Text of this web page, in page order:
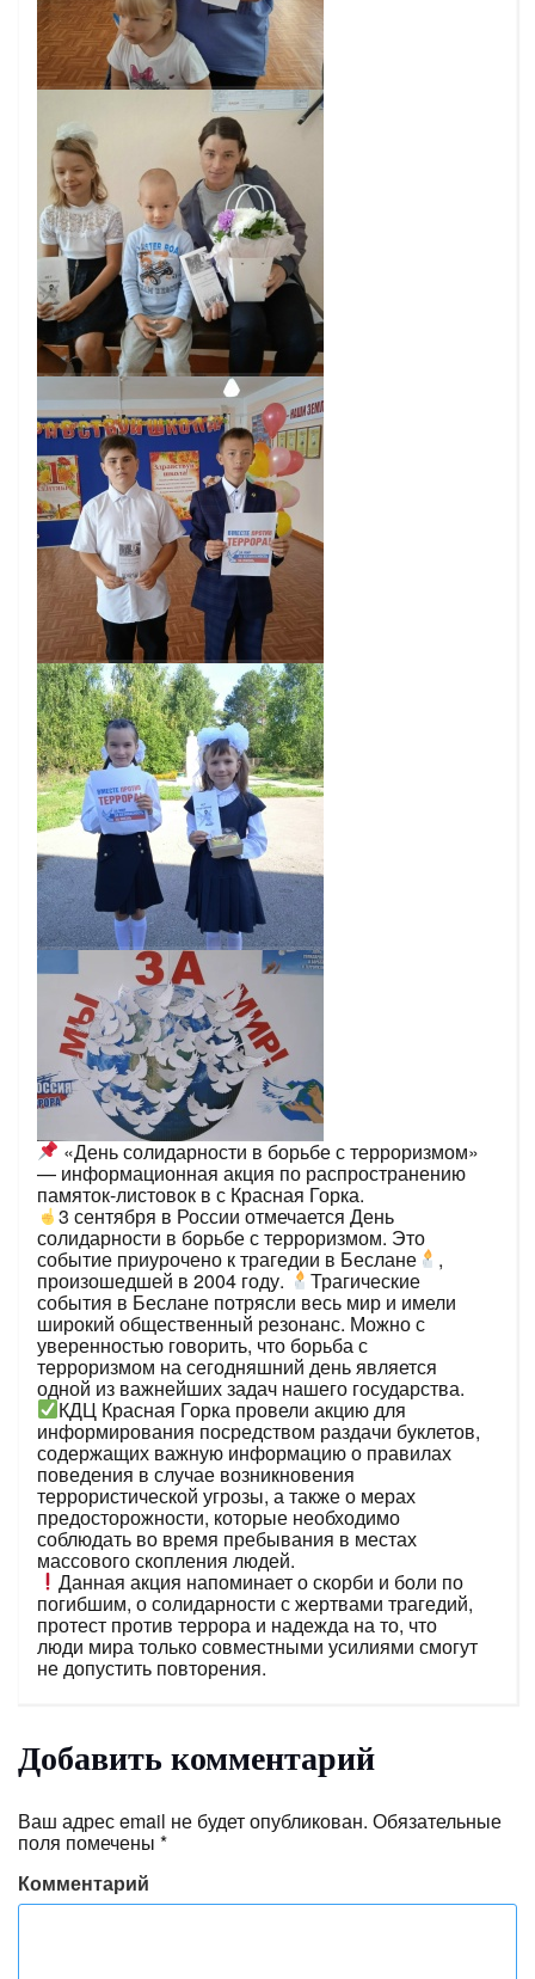
«День солидарности в борьбе с терроризмом»
— информационная акция по распространению
памяток-листовок в с Красная Горка.
3 сентября в России отмечается День
солидарности в борьбе с терроризмом. Это
событие приурочено к трагедии в Беслане ,
произошедшей в 2004 году. Трагические
события в Беслане потрясли весь мир и имели
широкий общественный резонанс. Можно с
уверенностью говорить, что борьба с
терроризмом на сегодняшний день является
одной из важнейших задач нашего государства.
КДЦ Красная Горка провели акцию для
информирования посредством раздачи буклетов,
содержащих важную информацию о правилах
поведения в случае возникновения
террористической угрозы, а также о мерах
предосторожности, которые необходимо
соблюдать во время пребывания в местах
массового скопления людей.
Данная акция напоминает о скорби и боли по
погибшим, о солидарности с жертвами трагедий,
протест против террора и надежда на то, что
люди мира только совместными усилиями смогут
не допустить повторения.
Добавить комментарий
Ваш адрес email не будет опубликован. Обязательные
поля помечены *
Комментарий